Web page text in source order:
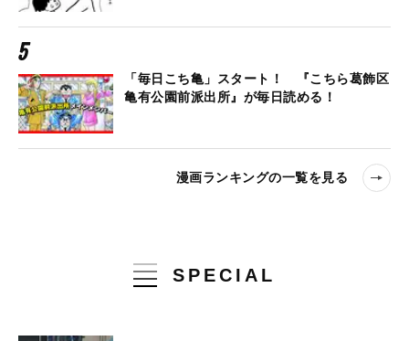
「毎日こち亀」スタート！ 『こちら葛飾区
亀有公園前派出所』が毎日読める！
漫画ランキングの一覧を見る
SPECIAL